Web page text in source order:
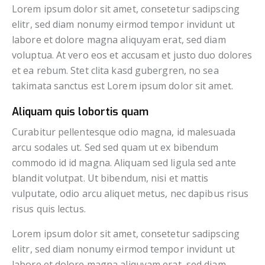
Lorem ipsum dolor sit amet, consetetur sadipscing
elitr, sed diam nonumy eirmod tempor invidunt ut
labore et dolore magna aliquyam erat, sed diam
voluptua. At vero eos et accusam et justo duo dolores
et ea rebum. Stet clita kasd gubergren, no sea
takimata sanctus est Lorem ipsum dolor sit amet.
Aliquam quis lobortis quam
Curabitur pellentesque odio magna, id malesuada
arcu sodales ut. Sed sed quam ut ex bibendum
commodo id id magna. Aliquam sed ligula sed ante
blandit volutpat. Ut bibendum, nisi et mattis
vulputate, odio arcu aliquet metus, nec dapibus risus
risus quis lectus.
Lorem ipsum dolor sit amet, consetetur sadipscing
elitr, sed diam nonumy eirmod tempor invidunt ut